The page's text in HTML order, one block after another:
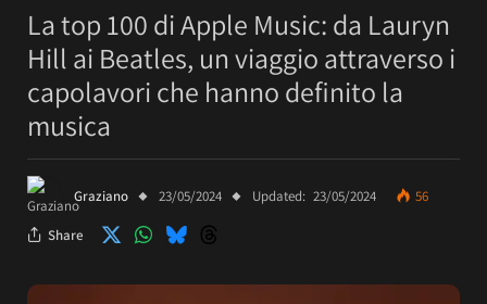
La top 100 di Apple Music: da Lauryn
Hill ai Beatles, un viaggio attraverso i
capolavori che hanno definito la
musica
Graziano 23/05/2024 Updated: 23/05/2024 56
Share